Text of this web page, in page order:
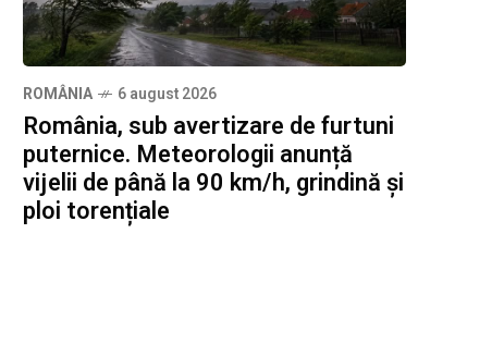
ROMÂNIA 6 august 2026
România, sub avertizare de furtuni
puternice. Meteorologii anunță
vijelii de până la 90 km/h, grindină și
ploi torențiale